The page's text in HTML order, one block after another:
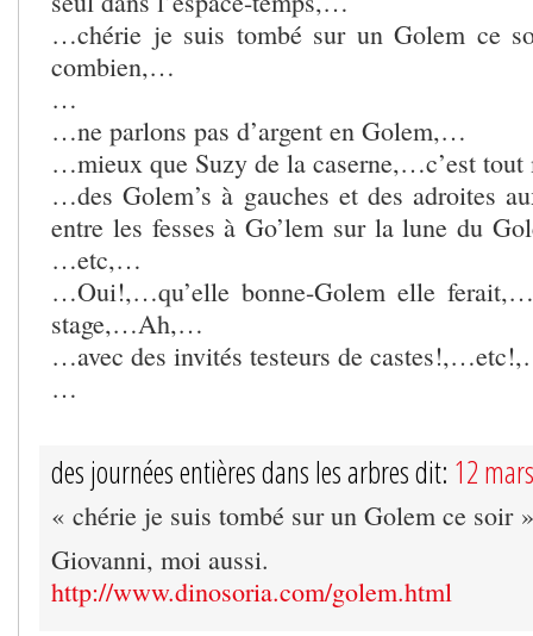
…chérie je suis tombé sur un Golem ce
combien,…
…
…ne parlons pas d’argent en Golem,…
…mieux que Suzy de la caserne,…c’est
…des Golem’s à gauches et des adroites
entre les fesses à Go’lem sur la lune du
…etc,…
…Oui!,…qu’elle bonne-Golem elle
stage,…Ah,…
…avec des invités testeurs de
…
des journées entières dans les arbres dit: 12
« chérie je suis tombé sur un Golem ce soir »
Giovanni, moi aussi.
http://www.dinosoria.com/golem.html